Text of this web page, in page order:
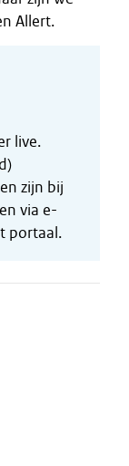
Allert.
live.
zijn bij
via e-
portaal.